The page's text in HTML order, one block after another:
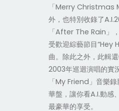
「Merry Christmas
外，也特別收錄了
「After The Rain」
受歡迎綜藝節目“Hey
曲。除此之外，此輯
2003年巡迴演唱的實
「My Friend」音樂
華盤，讓你看A.I.動感
最豪華的享受。